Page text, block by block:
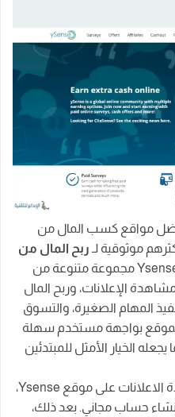
مواقع كسب المال من
موثوقية لـ ربح المال من
. يوفر موقع Ysense مجموعة متنوعة من
الإعلانات، وربح المال
المهام الصغيرة، والتسوق
الموقع بواجهة مستخدم سهلة
الخيار الأمثل للمبتدئين
للبدء في كسب المال من مشاهدة الاعلانات على موقع Ysense،
حساب مجاني. بعد ذلك،